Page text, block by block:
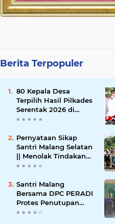
Berita Terpopuler
80 Kepala Desa
Terpilih Hasil Pilkades
Serentak 2026 di
Lantik Bupati Sidoarjo
Pernyataan Sikap
Santri Malang Selatan
|| Menolak Tindakan
Main Hakim Sendiri
Yakuza Maneges
Santri Malang
Bersama DPC PERADI
Protes Penutupan
PONPES Dan